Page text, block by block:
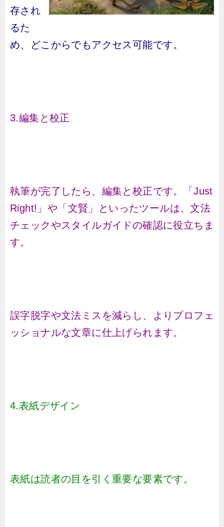
存され
るた
め、どこからでもアクセス可能です。
3.編集と校正
執筆が完了したら、編集と校正です。「Just
Right!」や「文賢」といったツールは、文法
チェックやスタイルガイドの確認に役立ちま
す。
誤字脱字や文法ミスを減らし、よりプロフェ
ッショナルな文章に仕上げられます。
4.表紙デザイン
表紙は読者の目を引く重要な要素です。